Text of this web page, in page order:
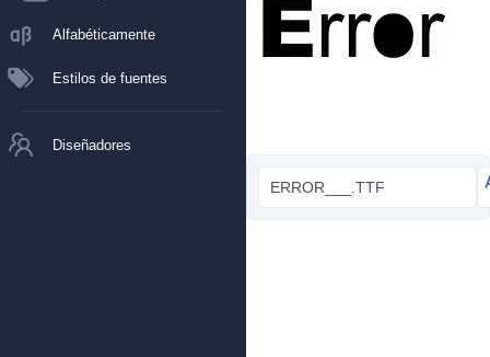
Alfabéticamente
Estilos de fuentes
Diseñadores
ERROR___.TTF